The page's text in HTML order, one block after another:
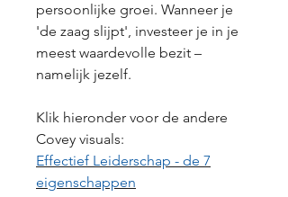
persoonlijke groei. Wanneer je
'de zaag slijpt', investeer je in je
meest waardevolle bezit –
namelijk jezelf.
Klik hieronder voor de andere
Covey visuals:
Effectief Leiderschap - de 7
eigenschappen